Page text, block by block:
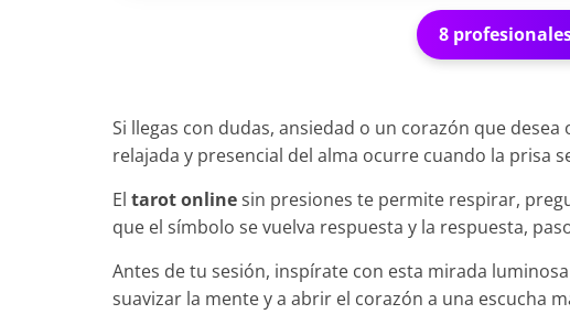
8
Si llegas con dudas, ansiedad o un corazón que
relajada y presencial del alma ocurre cuando la prisa
El tarot onlinesin presiones te permite respirar,
que el símbolo se vuelva respuesta y la respuesta,
Antes de tu sesión, inspírate con esta mirada luminosa
suavizar la mente y a abrir el corazón a una escucha